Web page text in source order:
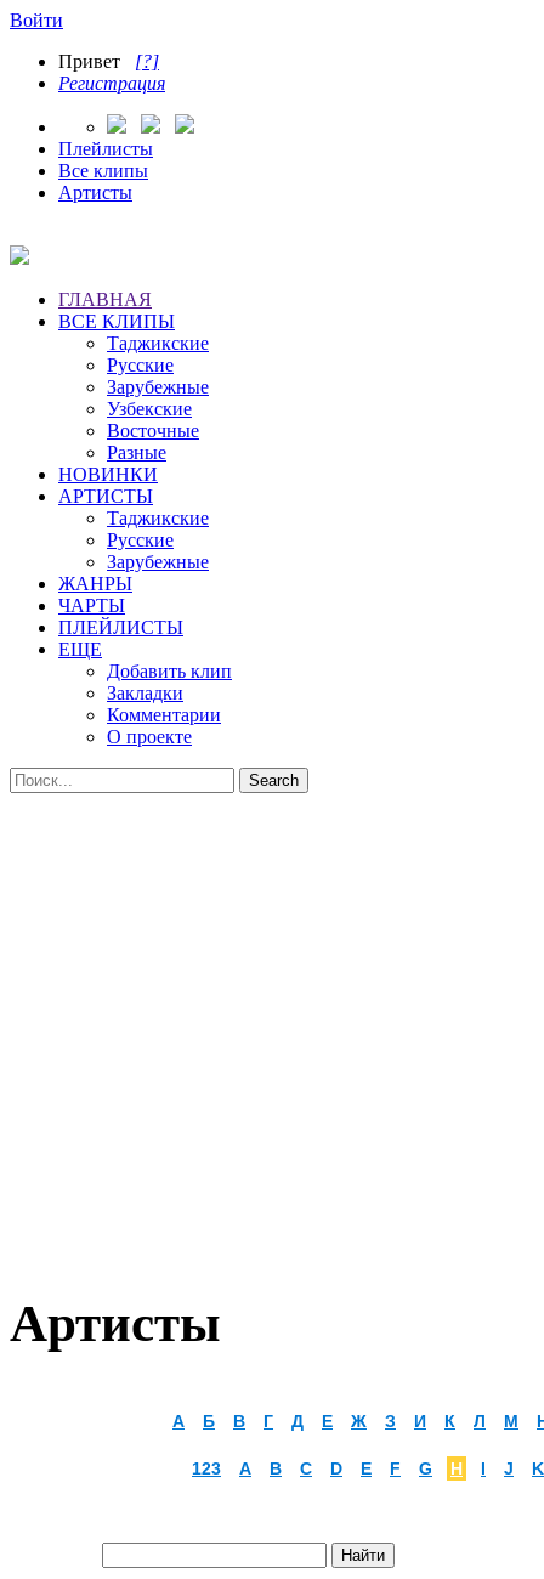
Войти
Привет [?]
Регистрация
Плейлисты
Все клипы
Артисты
ГЛАВНАЯ
ВСЕ КЛИПЫ
Таджикские
Русские
Зарубежные
Узбекские
Восточные
Разные
НОВИНКИ
АРТИСТЫ
Таджикские
Русские
Зарубежные
ЖАНРЫ
ЧАРТЫ
ПЛЕЙЛИСТЫ
ЕЩЕ
Добавить клип
Закладки
Комментарии
О проекте
Артисты
А Б В Г Д Е Ж З И К Л М
123 A B C D E F G H I J K